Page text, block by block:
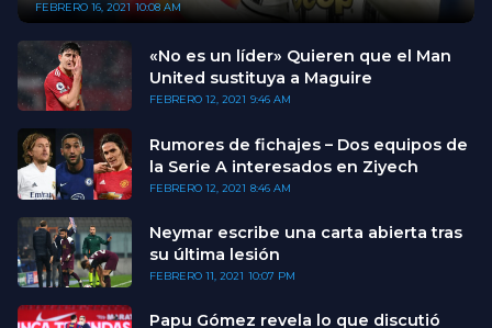
FEBRERO 16, 2021 10:08 AM
«No es un líder» Quieren que el Man
United sustituya a Maguire
FEBRERO 12, 2021 9:46 AM
Rumores de fichajes – Dos equipos de
la Serie A interesados en Ziyech
FEBRERO 12, 2021 8:46 AM
Neymar escribe una carta abierta tras
su última lesión
FEBRERO 11, 2021 10:07 PM
Papu Gómez revela lo que discutió